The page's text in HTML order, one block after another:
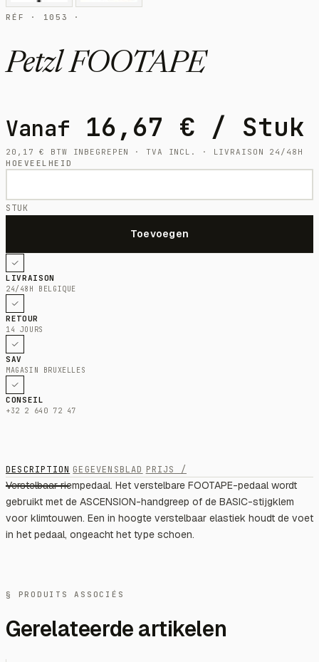
RÉF · 1053 ·
Petzl FOOTAPE
Vanaf 16,67 € / Stuk
20,17€
BTW INBEGREPEN · TVA INCL. · LIVRAISON 24/48H
HOEVEELHEID
STUK
LIVRAISON
24/48H BELGIQUE
RETOUR
14 JOURS
SAV
MAGASIN BRUXELLES
CONSEIL
+32 2 640 72 47
DESCRIPTION GEGEVENSBLAD PRIJS /
Verstelbaar riempedaal. Het verstelbare FOOTAPE-pedaal wordt
gebruikt met de ASCENSION-handgreep of de BASIC-stijgklem
voor klimtouwen. Een in hoogte verstelbaar elastiek houdt de voet
in het pedaal, ongeacht het type schoen.
§ PRODUITS ASSOCIÉS
Gerelateerde artikelen